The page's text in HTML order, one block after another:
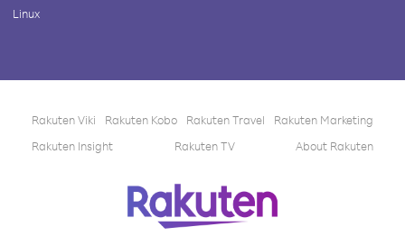
Linux
Rakuten Viki Rakuten Kobo Rakuten Travel
Rakuten Marketing
Rakuten Insight
Rakuten TV About Rakuten